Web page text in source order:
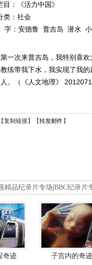
目：
《活力中国》
类：社会
： 安德鲁 普吉岛 潜水
一次来普吉岛，我特别喜
练带我下水，我实现了我
。（《人文地理》
【复制链接】【转发邮件 】
精品纪录片专场 BBC纪录片
奇迹 子宫内的奇迹